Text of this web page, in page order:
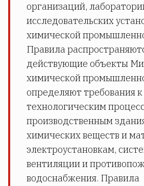
организаций,
исследовательских
химической
Правила
действующие объекты
химической
определяют требования к
технологическим
производственным
химических веществ и
электроустановкам,
вентиляции и
водоснабжения. Правила